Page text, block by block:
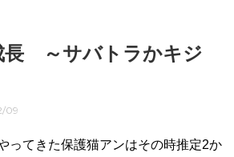
長 ～サバトラかキジ
09
ってきた保護猫アンはその時推定2か